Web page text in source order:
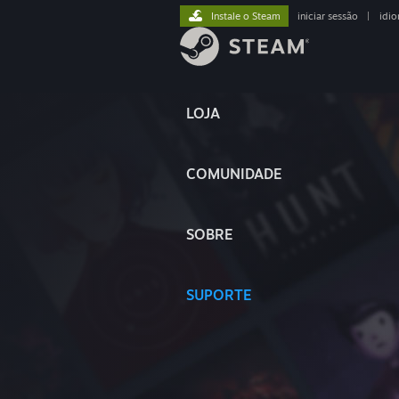
LOJA
COMUNIDADE
SOBRE
SUPORTE
Instale o Steam iniciar sessão